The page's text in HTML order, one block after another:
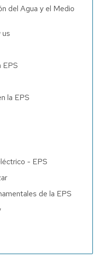
del Agua y el Medio
EPS
la EPS
- EPS
de la EPS